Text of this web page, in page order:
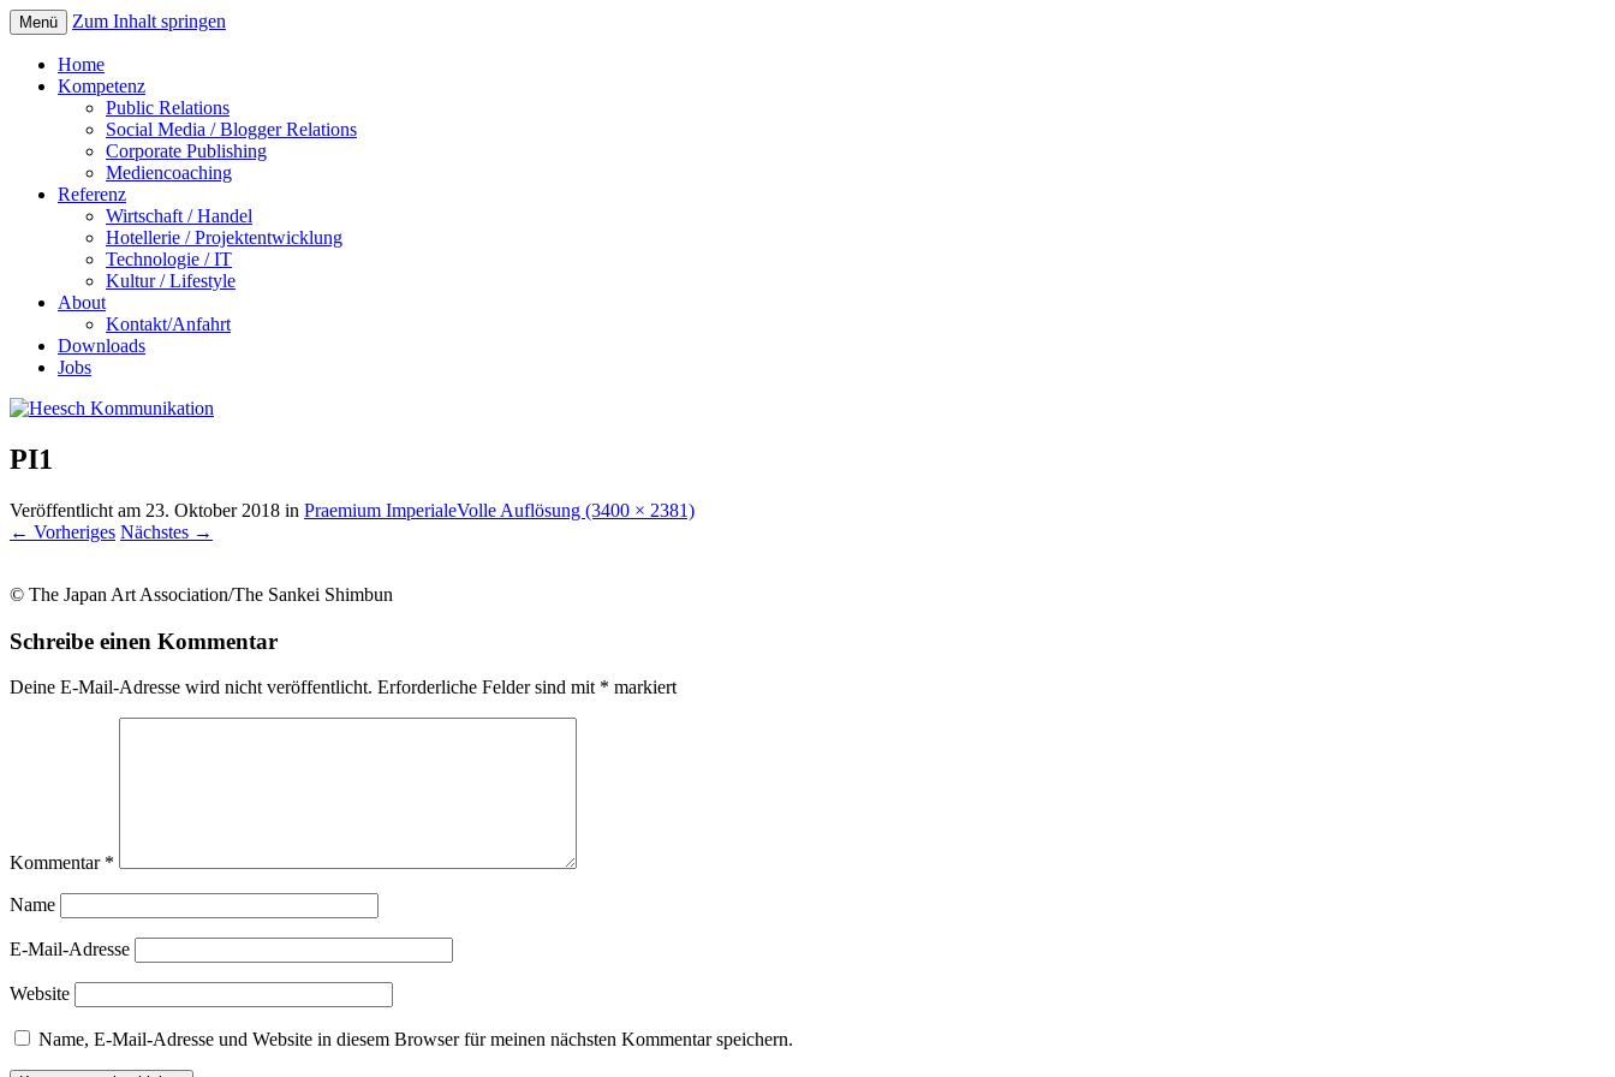
Menü Zum Inhalt springen
Home
Kompetenz
Public Relations
Social Media / Blogger Relations
Corporate Publishing
Mediencoaching
Referenz
Wirtschaft / Handel
Hotellerie / Projektentwicklung
Technologie / IT
Kultur / Lifestyle
About
Kontakt/Anfahrt
Downloads
Jobs
PI1
Veröffentlicht am 23. Oktober 2018 in Praemium ImperialeVolle Auflösung (3400 × 2381)
← Vorheriges Nächstes →
© The Japan Art Association/The Sankei Shimbun
Schreibe einen Kommentar
Deine E-Mail-Adresse wird nicht veröffentlicht. Erforderliche Felder sind mit * markiert
Kommentar *
Name
E-Mail-Adresse
Website
Name, E-Mail-Adresse und Website in diesem Browser für meinen nächsten Kommentar speichern.